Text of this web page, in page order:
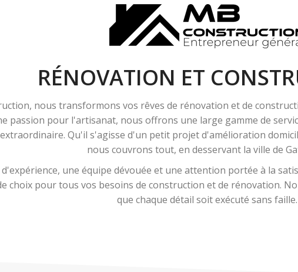
INTÉRIEURE ET
EXTÉRIEURE
RÉNOVATION ET
nous transformons vos rêves de rénovation et de
passion pour l'artisanat, nous offrons une large gamme de
Qu'il s'agisse d'un petit projet d'amélioration
nous couvrons tout, en desservant la ville de
d'expérience, une équipe dévouée et une attention portée à la
choix pour tous vos besoins de construction et de rénovation.
que chaque détail soit exécuté sans faille.